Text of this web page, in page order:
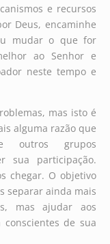
e recursos
Deus, encaminhe
mudar o que for
ao Senhor e
neste tempo e
mas isto é
alguma razão que
outros grupos
sua participação.
chegar. O objetivo
separar ainda mais
mas ajudar aos
de sua